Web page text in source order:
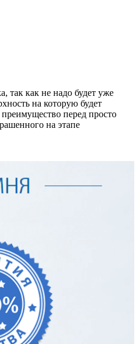
так как не надо будет уже
на которую будет
перед просто
на этапе